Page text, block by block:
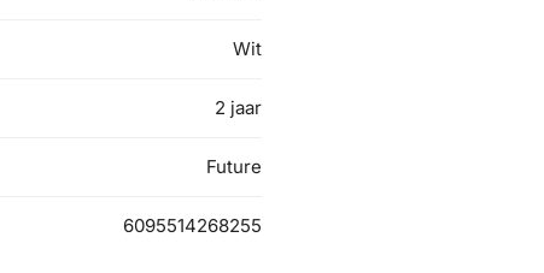
Wit
2 jaar
Future
6095514268255